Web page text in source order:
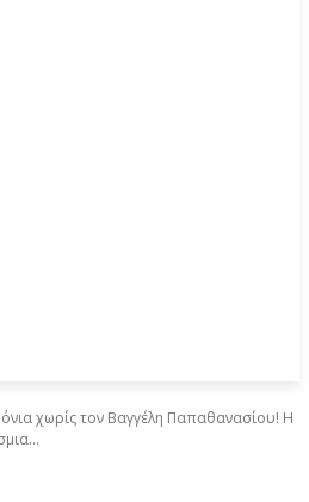
χωρίς τον Βαγγέλη Παπαθανασίου! Η